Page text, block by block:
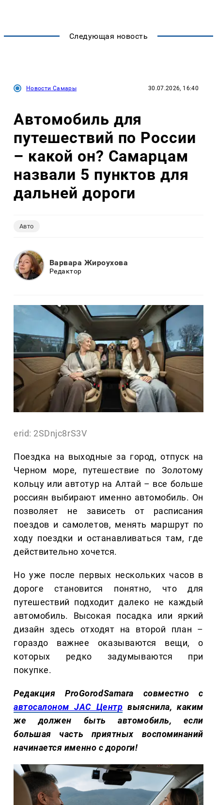
Следующая новость
Новости Самары 30.07.2026, 16:40
Автомобиль для
путешествий по России
– какой он? Самарцам
назвали 5 пунктов для
дальней дороги
Авто
Варвара Жироухова
Редактор
erid: 2SDnjc8rS3V
Поездка на выходные за город, отпуск на
Черном море, путешествие по Золотому
кольцу или автотур на Алтай – все больше
россиян выбирают именно автомобиль. Он
позволяет не зависеть от расписания
поездов и самолетов, менять маршрут по
ходу поездки и останавливаться там, где
действительно хочется.
Но уже после первых нескольких часов в
дороге становится понятно, что для
путешествий подходит далеко не каждый
автомобиль. Высокая посадка или яркий
дизайн здесь отходят на второй план –
гораздо важнее оказываются вещи, о
которых редко задумываются при
покупке.
Редакция ProGorodSamara совместно с
автосалоном JAC Центр выяснила, каким
же должен быть автомобиль, если
большая часть приятных воспоминаний
начинается именно с дороги!